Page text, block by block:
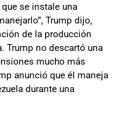
se instale una
Trump dijo,
de la producción
Trump no descartó una
mucho más
anunció que él maneja
durante una